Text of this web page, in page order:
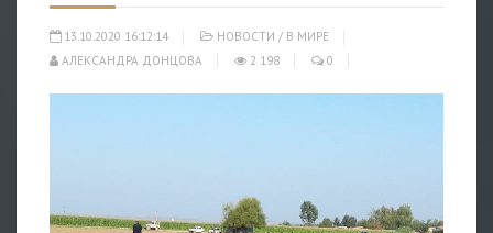
13.10.2020 16:12:14 НОВОСТИ / В МИРЕ
АЛЕКСАНДРА ДОНЦОВА
2 198 0